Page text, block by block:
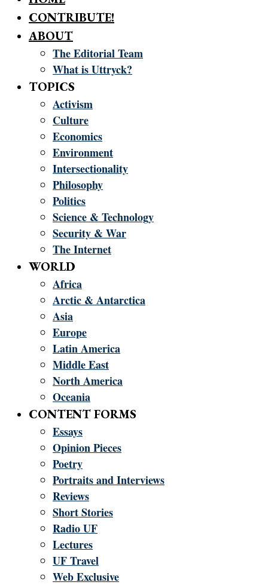
CONTRIBUTE!
ABOUT
The Editorial Team
What is Uttryck?
TOPICS
Activism
Culture
Economics
Environment
Intersectionality
Philosophy
Politics
Science & Technology
Security & War
The Internet
WORLD
Africa
Arctic & Antarctica
Asia
Europe
Latin America
Middle East
North America
Oceania
CONTENT FORMS
Essays
Opinion Pieces
Poetry
Portraits and Interviews
Reviews
Short Stories
Radio UF
Lectures
UF Travel
Web Exclusive